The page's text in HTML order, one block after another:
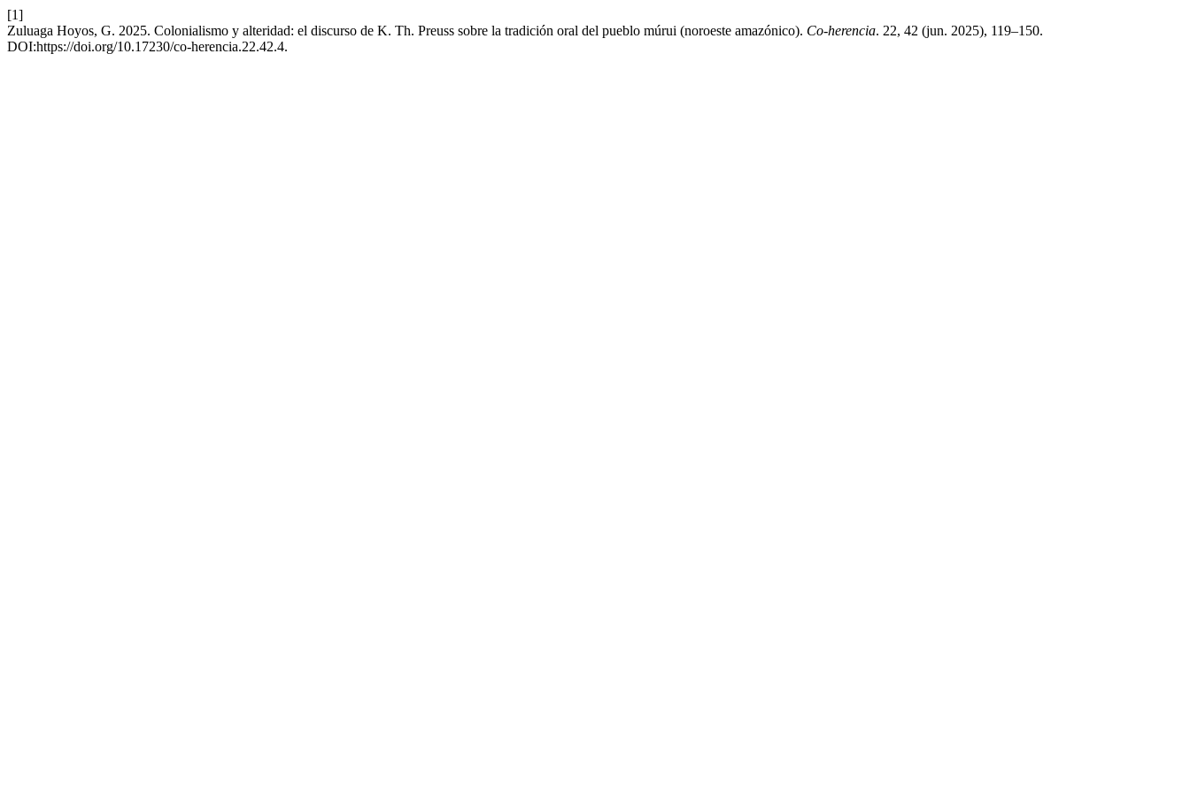
[1]
Zuluaga Hoyos, G. 2025. Colonialismo y alteridad: el discurso de K. Th. Preuss sobre la tradición oral del pueblo múrui (noroeste amazónico). Co-herencia. 22, 42 (jun. 2025), 119–150.
DOI:https://doi.org/10.17230/co-herencia.22.42.4.